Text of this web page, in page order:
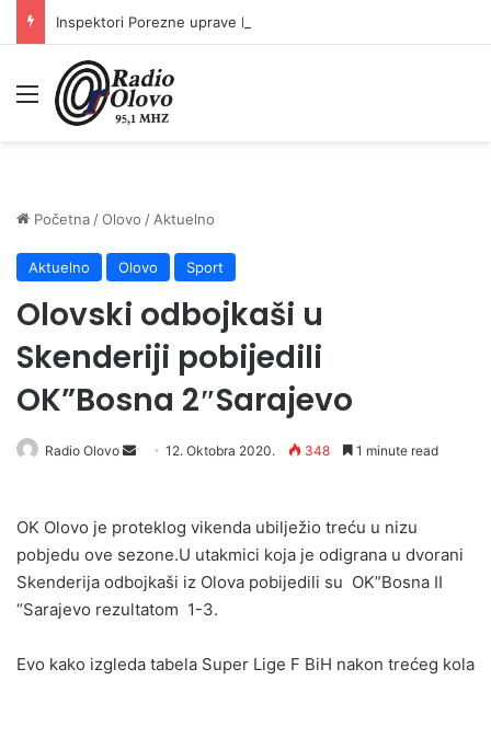
Meni
Početna /Olovo / Aktuelno
Aktuelno Olovo Sport
Olovski odbojkaši u
Skenderiji pobijedili
OK”Bosna 2″Sarajevo
Radio Olovo
Send12. Oktobra 2020. 348 1 minute read
OK Olovo je proteklog vikenda ubilježio treću u nizu
pobjedu ove sezone.U utakmici koja je odigrana u dvorani
Skenderija odbojkaši iz Olova pobijedili su OK”Bosna II
“Sarajevo rezultatom 1-3.
Evo kako izgleda tabela Super Lige F BiH nakon trećeg kola